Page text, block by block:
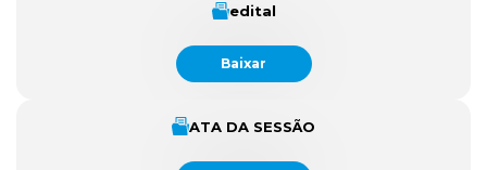
edital
Baixar
ATA DA SESSÃO